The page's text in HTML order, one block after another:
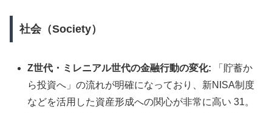
社会（Society）
Z世代・ミレニアル世代の金融行動の変化: 「貯蓄か
ら投資へ」の流れが明確になっており、新NISA制度
などを活用した資産形成への関心が非常に高い 31。